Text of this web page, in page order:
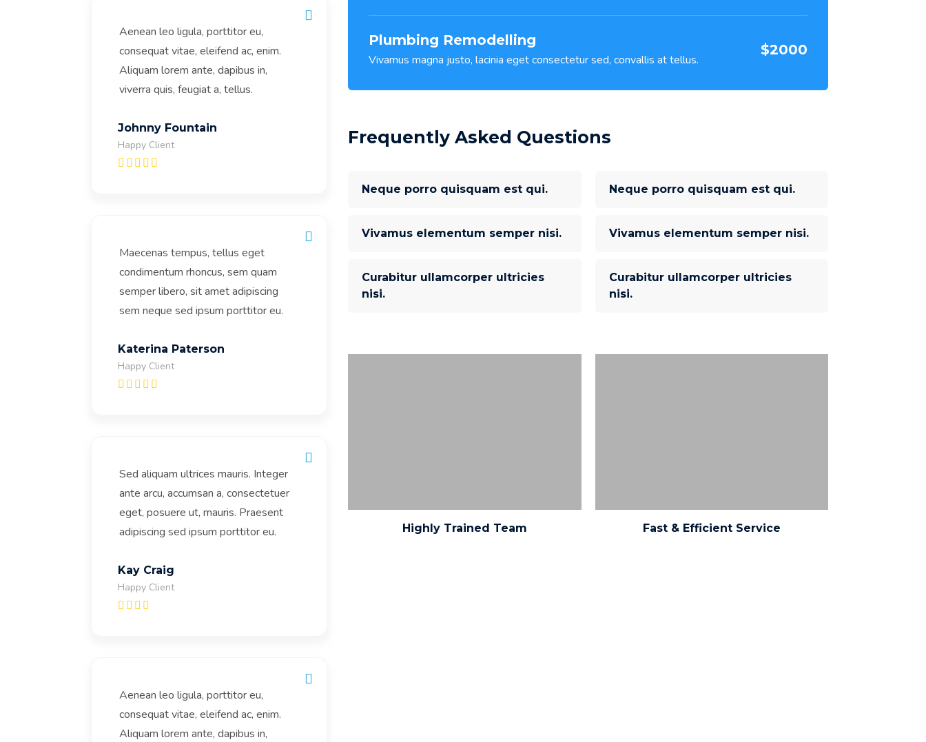
Aenean leo ligula, porttitor eu,
consequat vitae, eleifend ac, enim.
Aliquam lorem ante, dapibus in,
viverra quis, feugiat a, tellus.
Johnny Fountain
Happy Client
Maecenas tempus, tellus eget
condimentum rhoncus, sem quam
semper libero, sit amet adipiscing
sem neque sed ipsum porttitor eu.
Katerina Paterson
Happy Client
Sed aliquam ultrices mauris. Integer
ante arcu, accumsan a, consectetuer
eget, posuere ut, mauris. Praesent
adipiscing sed ipsum porttitor eu.
Kay Craig
Happy Client
Aenean leo ligula, porttitor eu,
consequat vitae, eleifend ac, enim.
Aliquam lorem ante, dapibus in,
Plumbing Remodelling
Vivamus magna justo, lacinia eget consectetur sed, convallis at tellus.
$2000
Frequently Asked Questions
Neque porro quisquam est qui.
Vivamus elementum semper nisi.
Curabitur ullamcorper ultricies
nisi.
Neque porro quisquam est qui.
Vivamus elementum semper nisi.
Curabitur ullamcorper ultricies
nisi.
Highly Trained Team Fast & Efficient Service